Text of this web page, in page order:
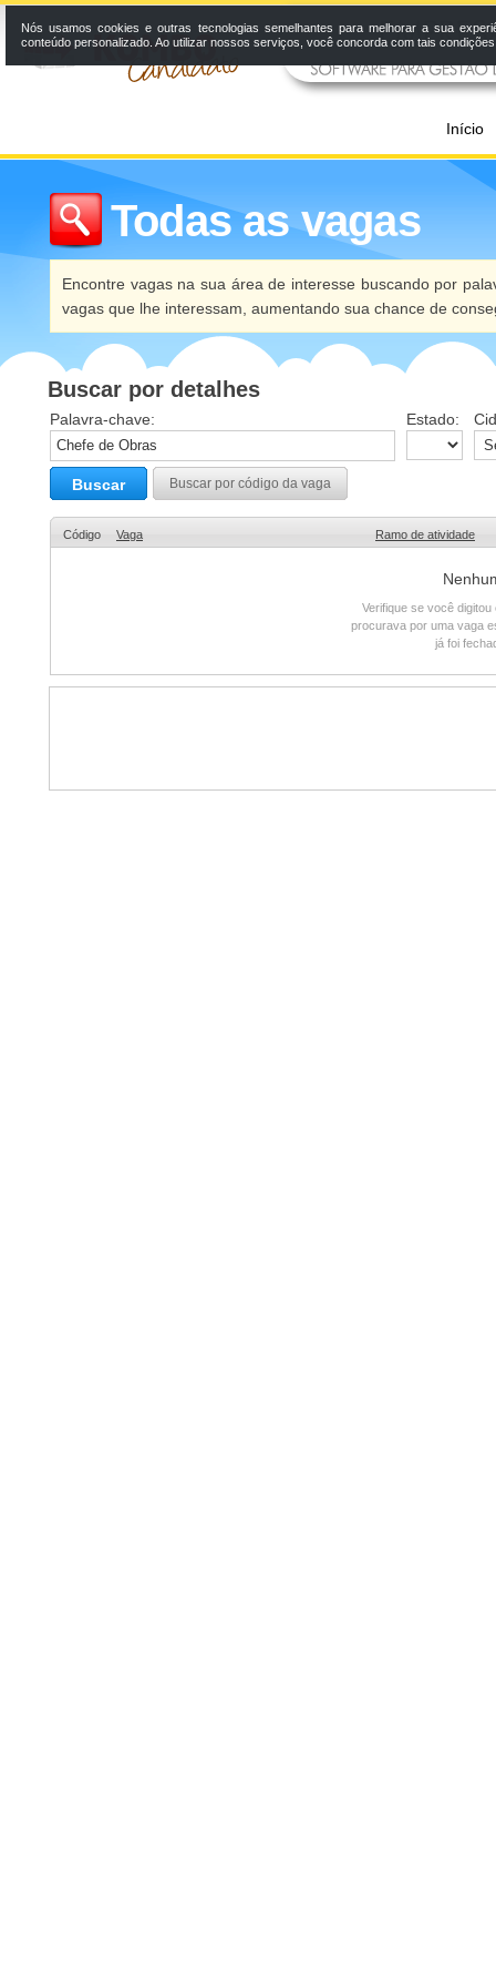
Início
Todas as vagas
Encontre vagas na sua área de interesse buscando por
vagas que lhe interessam, aumentando sua chance de
Buscar por detalhes
Palavra-chave: Estado:
Buscar Buscar por código da vaga
Código Vaga Ramo de atividade
Verifique se você
procurava por uma vaga
já foi
Nós usamos cookies e outras tecnologias semelhantes para melhorar a sua
conteúdo personalizado. Ao utilizar nossos serviços, você concorda com tais